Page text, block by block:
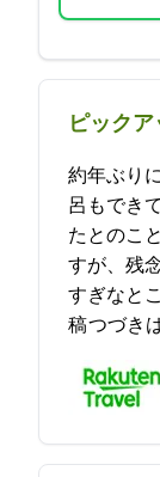
ピック
約30年ぶ
呂もでき
たとのこ
すが、残
すぎなところ
稿つづき